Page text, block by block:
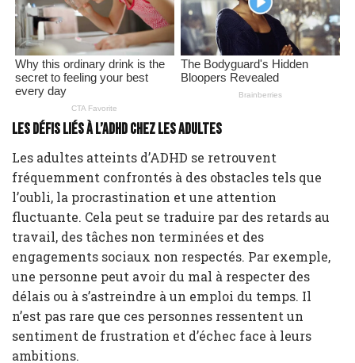
Les défis liés à l’ADHD chez les adultes
Les adultes atteints d’ADHD se retrouvent
fréquemment confrontés à des obstacles tels que
l’oubli, la procrastination et une attention
fluctuante. Cela peut se traduire par des retards au
travail, des tâches non terminées et des
engagements sociaux non respectés. Par exemple,
une personne peut avoir du mal à respecter des
délais ou à s’astreindre à un emploi du temps. Il
n’est pas rare que ces personnes ressentent un
sentiment de frustration et d’échec face à leurs
ambitions.